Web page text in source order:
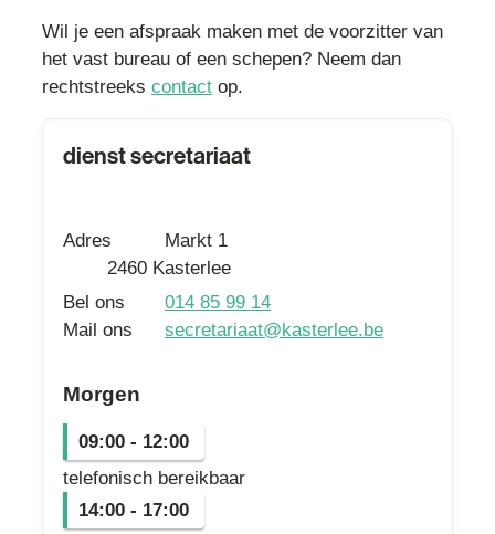
Wil je een afspraak maken met de voorzitter van
het vast bureau of een schepen? Neem dan
rechtstreeks contact op.
dienst secretariaat
Adres
Markt 1
,
2460 Kasterlee
Bel ons
014 85 99 14
Mail ons
secretariaat@kasterlee.be
Morgen
09:00 - 12:00
telefonisch bereikbaar
14:00 - 17:00